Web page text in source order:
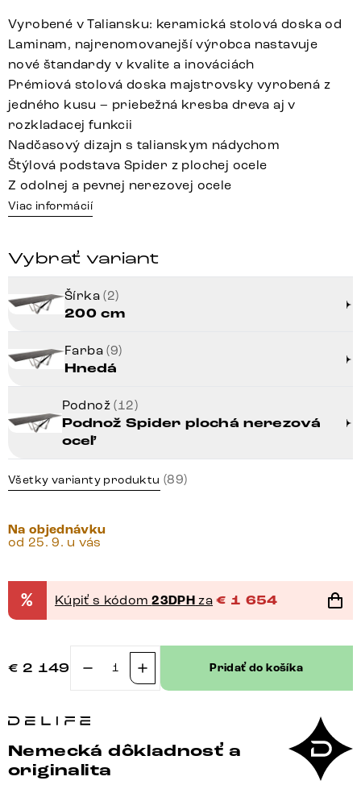
Vyrobené v Taliansku: keramická stolová doska od
Laminam, najrenomovanejší výrobca nastavuje
nové štandardy v kvalite a inováciách
Prémiová stolová doska majstrovsky vyrobená z
jedného kusu – priebežná kresba dreva aj v
rozkladacej funkcii
Nadčasový dizajn s talianskym nádychom
Štýlová podstava Spider z plochej ocele
Z odolnej a pevnej nerezovej ocele
Viac informácií
Vybrať variant
Šírka(2)
200 cm
Farba(9)
Hnedá
Podnož(12)
Podnož Spider plochá nerezová
oceľ
Všetky varianty produktu (89)
Na objednávku
od 25. 9. u vás
% Kúpiť s kódom23DPH za € 1 654
€ 2 149
množstvo
stôl
200-
300x100
Pridať do košíka
Nemecká dôkladnosť a
originalita